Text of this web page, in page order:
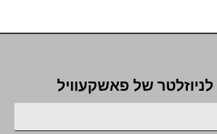
של פאשקעוויל